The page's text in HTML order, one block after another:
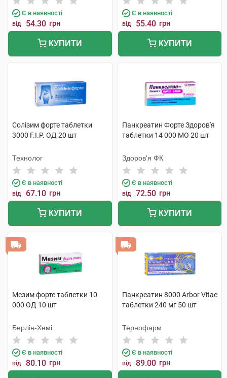
Є в наявності
від 54.30 грн
КУПИТИ
Є в наявності
від 55.40 грн
КУПИТИ
Солізим форте таблетки
3000 F.I.P. ОД 20 шт
Технолог
Є в наявності
від 67.10 грн
КУПИТИ
Панкреатин Форте Здоров'я
таблетки 14 000 МО 20 шт
Здоров'я ФК
Є в наявності
від 72.50 грн
КУПИТИ
Мезим форте таблетки 10
000 ОД 10 шт
Берлін-Хемі
Є в наявності
від 80.10 грн
Панкреатин 8000 Arbor Vitae
таблетки 240 мг 50 шт
Тернофарм
Є в наявності
від 89.00 грн